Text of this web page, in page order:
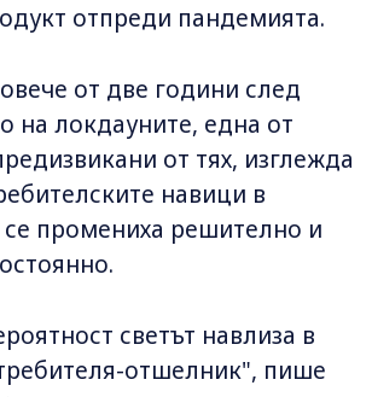
отпреди пандемията.
от две години след
на локдауните, една от
от тях, изглежда
навици в
се промениха решително и
светът навлиза в
отшелник", пише